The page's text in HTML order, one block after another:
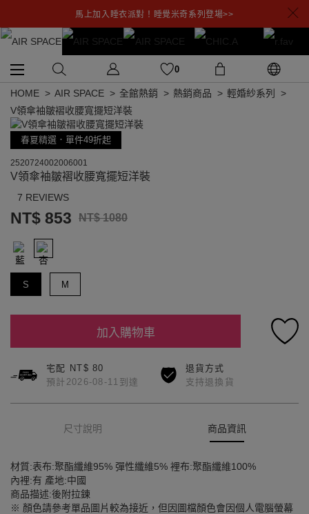
馬上加入睡衣派對！睡覺米奇系列登場>>
0
HOME AIR SPACE 全館熱銷 熱銷商品
輕婚紗系列
V領傘袖皺褶收腰寬擺短洋裝
春夏精選．單件49折起
2520724002006001
V領傘袖皺褶收腰寬擺短洋裝
7 REVIEWS
NT$ 853 NT$ 1080
S M
加入購物車
宅配 NT$ 80
預計2026-08-11到達
退貨方式
支持退換貨
尺寸說明 商品資訊
材質:表布:聚酯纖維95% 彈性纖維5% 裡布:聚酯纖維100%
內裡:有 產地:中國
商品描述:後附拉鍊
※ 顏色請參考單品圖片較為接近，但因圖檔顏色會因個人電腦螢幕